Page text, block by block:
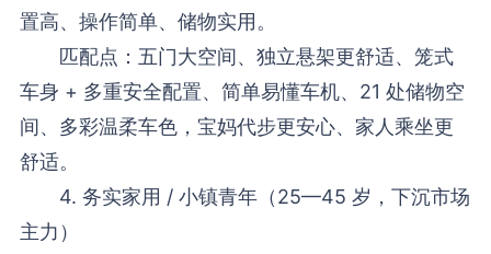
置高、操作简单、储物实用。
匹配点：五门大空间、独立悬架更舒适、笼式
车身 + 多重安全配置、简单易懂车机、21 处储物空
间、多彩温柔车色，宝妈代步更安心、家人乘坐更
舒适。
4. 务实家用 / 小镇青年（25—45 岁，下沉市场
主力）